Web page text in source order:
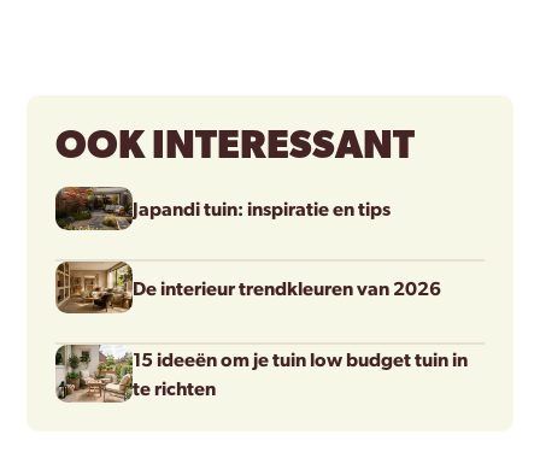
OOK INTERESSANT
Japandi tuin: inspiratie en tips
De interieur trendkleuren van 2026
15 ideeën om je tuin low budget tuin in
te richten